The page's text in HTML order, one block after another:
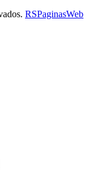
RSPaginasWeb